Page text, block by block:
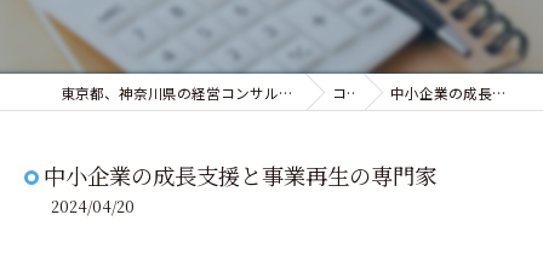
東京都、神奈川県の経営コンサルティングなら株式会社ビジョンネクスト コラム 中小企業の成長支援と事業再生の専門家
中小企業の成長支援と事業再生の専門家
2024/04/20